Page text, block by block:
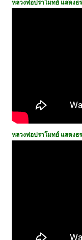
หลวงพ่อปราโมทย์ แสดงธ
หลวงพ่อปราโมทย์ แสดงธ